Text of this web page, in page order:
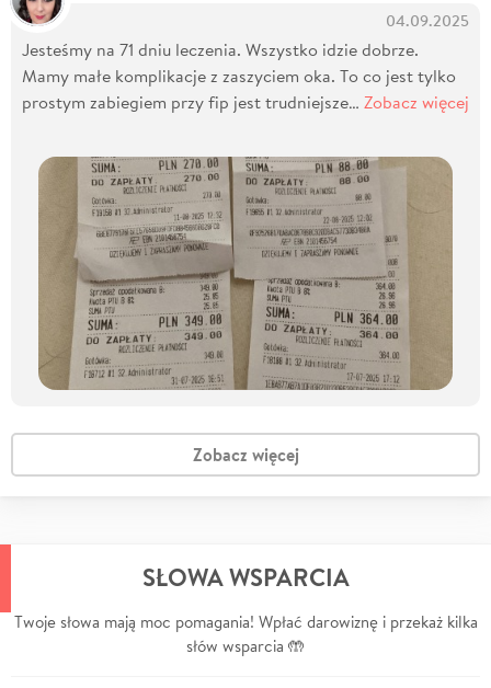
04.09.2025
Jesteśmy na 71 dniu leczenia. Wszystko idzie dobrze.
Mamy małe komplikacje z zaszyciem oka. To co jest tylko
prostym zabiegiem przy fip jest trudniejsze… Zobacz więcej
Zobacz więcej
SŁOWA WSPARCIA
Twoje słowa mają moc pomagania! Wpłać darowiznę i przekaż kilka
słów wsparcia 🤲